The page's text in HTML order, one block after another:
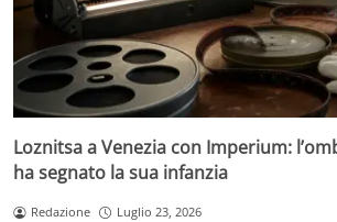
Loznitsa a Venezia con Imperium:
ha segnato la sua infanzia
Redazione Luglio 23, 2026